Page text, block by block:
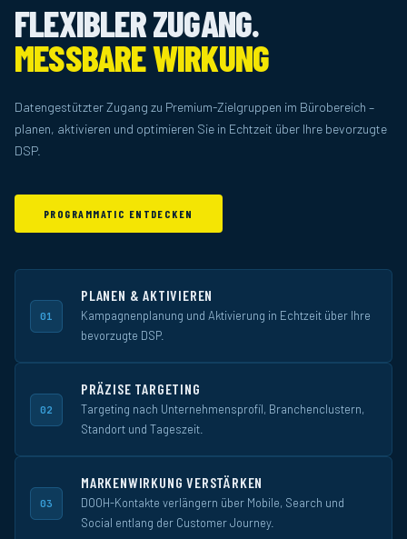
FLEXIBLER ZUGANG.
MESSBARE WIRKUNG
Datengestützter Zugang zu Premium-Zielgruppen im Bürobereich –
planen, aktivieren und optimieren Sie in Echtzeit über Ihre bevorzugte
DSP.
PROGRAMMATIC ENTDECKEN
01
PLANEN & AKTIVIEREN
Kampagnenplanung und Aktivierung in Echtzeit über Ihre
bevorzugte DSP.
02
PRÄZISE TARGETING
Targeting nach Unternehmensprofil, Branchenclustern,
Standort und Tageszeit.
03
MARKENWIRKUNG VERSTÄRKEN
DOOH-Kontakte verlängern über Mobile, Search und
Social entlang der Customer Journey.